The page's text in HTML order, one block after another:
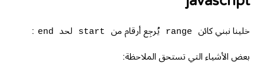
خلينا نبني كائن range يُرجِع أرقام من start لحد end
:
بعض الأشياء التي تستحق الملاحظة: